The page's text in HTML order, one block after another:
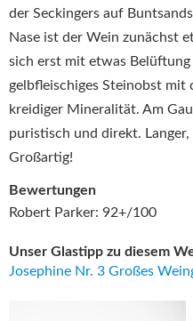
der Seckingers auf
Nase ist der Wein zunächst
sich erst mit etwas
gelbfleischiges Steinobst mit
kreidiger Mineralität. Am
puristisch und direkt.
Großartig!
Bewertungen
Robert Parker: 92+/100
Unser Glastipp zu diesem
Josephine Nr. 3 Großes